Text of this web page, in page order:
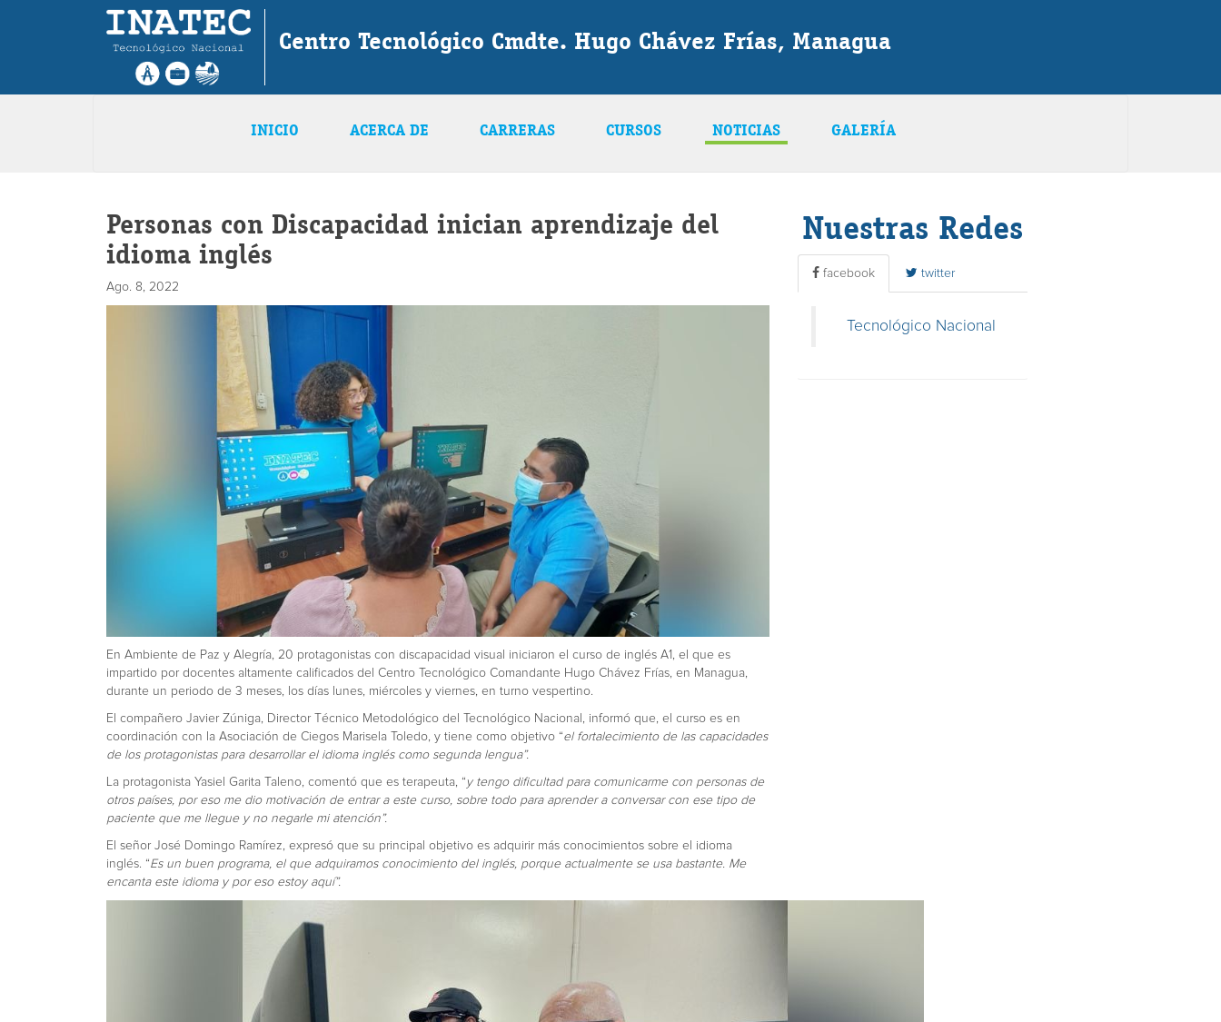
Centro Tecnológico Cmdte. Hugo Chávez Frías, Managua
INICIO ACERCA DE CARRERAS CURSOS NOTICIAS GALERÍA
Personas con Discapacidad inician aprendizaje del
idioma inglés
Ago. 8, 2022
En Ambiente de Paz y Alegría, 20 protagonistas con discapacidad visual iniciaron el curso de inglés A1, el que es
impartido por docentes altamente calificados del Centro Tecnológico Comandante Hugo Chávez Frías, en Managua,
durante un periodo de 3 meses, los días lunes, miércoles y viernes, en turno vespertino.
El compañero Javier Zúniga, Director Técnico Metodológico del Tecnológico Nacional, informó que, el curso es en
coordinación con la Asociación de Ciegos Marisela Toledo, y tiene como objetivo “el fortalecimiento de las capacidades
de los protagonistas para desarrollar el idioma inglés como segunda lengua”.
La protagonista Yasiel Garita Taleno, comentó que es terapeuta, “ y tengo dificultad para comunicarme con personas de
otros países, por eso me dio motivación de entrar a este curso, sobre todo para aprender a conversar con ese tipo de
paciente que me llegue y no negarle mi atención”.
El señor José Domingo Ramírez, expresó que su principal objetivo es adquirir más conocimientos sobre el idioma
inglés. “Es un buen programa, el que adquiramos conocimiento del inglés, porque actualmente se usa bastante. Me
encanta este idioma y por eso estoy aquí”.
Nuestras Redes
facebook twitter
Tecnológico Nacional